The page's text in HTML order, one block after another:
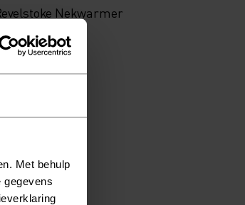
Met behulp
gegevens
Nekwarmer
%